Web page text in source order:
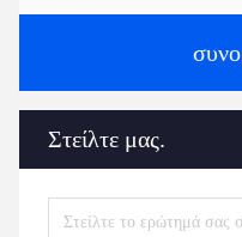
Στείλτε μας.